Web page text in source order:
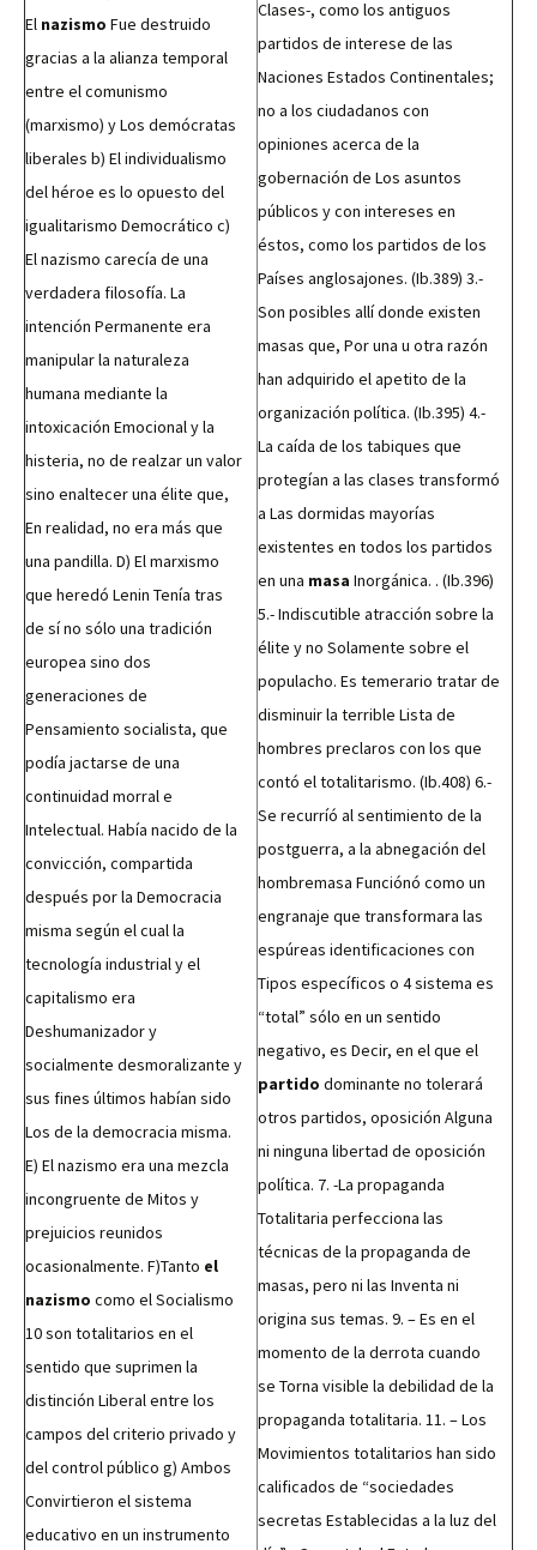
El nazismo Fue destruido
gracias a la alianza temporal
entre el comunismo
(marxismo) y Los demócratas
liberales b) El individualismo
del héroe es lo opuesto del
igualitarismo Democrático c)
El nazismo carecía de una
verdadera filosofía. La
intención Permanente era
manipular la naturaleza
humana mediante la
intoxicación Emocional y la
histeria, no de realzar un valor
sino enaltecer una élite que,
En realidad, no era más que
una pandilla. D) El marxismo
que heredó Lenin Tenía tras
de sí no sólo una tradición
europea sino dos
generaciones de
Pensamiento socialista, que
podía jactarse de una
continuidad morral e
Intelectual. Había nacido de la
convicción, compartida
después por la Democracia
misma según el cual la
tecnología industrial y el
capitalismo era
Deshumanizador y
socialmente desmoralizante y
sus fines últimos habían sido
Los de la democracia misma.
E) El nazismo era una mezcla
incongruente de Mitos y
prejuicios reunidos
ocasionalmente. F)Tanto el
nazismo como el Socialismo
10 son totalitarios en el
sentido que suprimen la
distinción Liberal entre los
campos del criterio privado y
del control público g) Ambos
Convirtieron el sistema
educativo en un instrumento
Clases-, como los antiguos
partidos de interese de las
Naciones Estados Continentales;
no a los ciudadanos con
opiniones acerca de la
gobernación de Los asuntos
públicos y con intereses en
éstos, como los partidos de los
Países anglosajones. (Ib.389) 3.-
Son posibles allí donde existen
masas que, Por una u otra razón
han adquirido el apetito de la
organización política. (Ib.395) 4.-
La caída de los tabiques que
protegían a las clases transformó
a Las dormidas mayorías
existentes en todos los partidos
en una masa Inorgánica. . (Ib.396)
5.- Indiscutible atracción sobre la
élite y no Solamente sobre el
populacho. Es temerario tratar de
disminuir la terrible Lista de
hombres preclaros con los que
contó el totalitarismo. (Ib.408) 6.-
Se recurríó al sentimiento de la
postguerra, a la abnegación del
hombremasa Funciónó como un
engranaje que transformara las
espúreas identificaciones con
Tipos específicos o 4 sistema es
“total” sólo en un sentido
negativo, es Decir, en el que el
partido dominante no tolerará
otros partidos, oposición Alguna
ni ninguna libertad de oposición
política. 7. -La propaganda
Totalitaria perfecciona las
técnicas de la propaganda de
masas, pero ni las Inventa ni
origina sus temas. 9. – Es en el
momento de la derrota cuando
se Torna visible la debilidad de la
propaganda totalitaria. 11. – Los
Movimientos totalitarios han sido
calificados de “sociedades
secretas Establecidas a la luz del